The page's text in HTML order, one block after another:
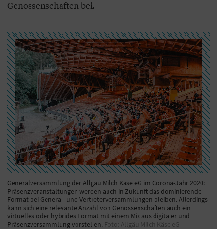
Genossenschaften bei.
Generalversammlung der Allgäu Milch Käse eG im Corona-Jahr 2020:
Präsenzveranstaltungen werden auch in Zukunft das dominierende
Format bei General- und Vertreterversammlungen bleiben. Allerdings
kann sich eine relevante Anzahl von Genossenschaften auch ein
virtuelles oder hybrides Format mit einem Mix aus digitaler und
Präsenzversammlung vorstellen. Foto: Allgäu Milch Käse eG